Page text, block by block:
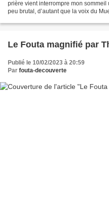
prière vient interrompre mon sommeil
peu brutal, d’autant que la voix du
Le Fouta magnifié par
Publié le 10/02/2023 à 20:59
Par fouta-decouverte